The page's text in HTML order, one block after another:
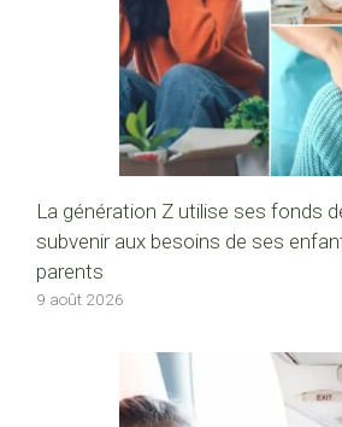
La génération Z utilise ses fonds
subvenir aux besoins de ses
parents
9 août 2026